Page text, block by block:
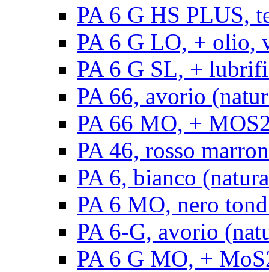
PA 6 G HS PLUS,
PA 6 G LO, + olio,
PA 6 G SL, +
PA 66, avorio
PA 66 MO, +
PA 46, rosso
PA 6, bianco
PA 6 MO, nero
PA 6-G, avorio
PA 6 G MO, +